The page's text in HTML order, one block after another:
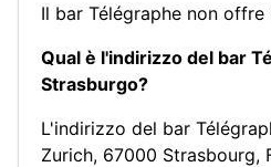
Il bar Télégraphe non offre
Qual è l'indirizzo del bar
Strasburgo?
L'indirizzo del bar
Zurich, 67000 Strasbourg,